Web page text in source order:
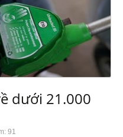
dưới 21.000
91